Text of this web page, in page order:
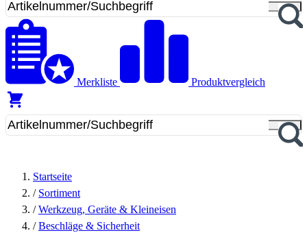
Merkliste Produktvergleich
Startseite
/ Sortiment
/ Werkzeug, Geräte & Kleineisen
/ Beschläge & Sicherheit